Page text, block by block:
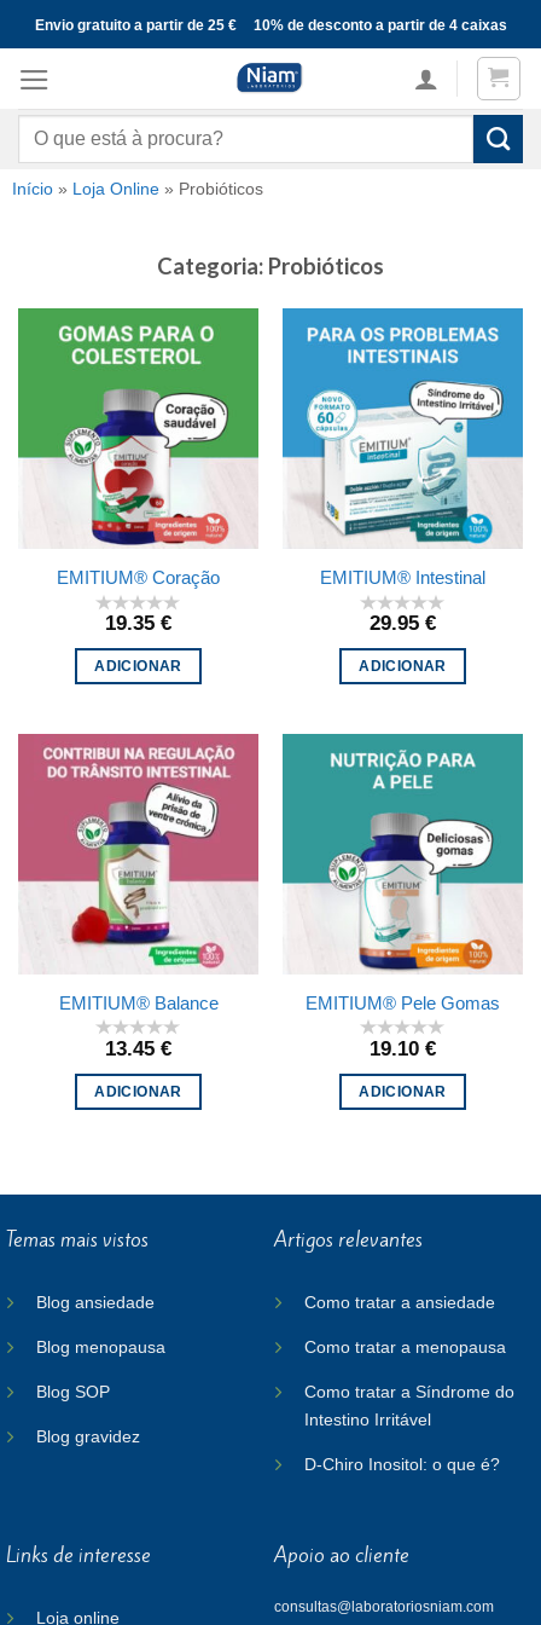
Skip
to
content
Envio gratuito a partir de 25 € 10% de desconto a partir de 4 caixas
Pesquisar
Início » Loja Online » Probióticos
Categoria: Probióticos
EMITIUM® Coração
19.35 €
ADICIONAR
EMITIUM® Intestinal
29.95 €
ADICIONAR
EMITIUM® Balance
13.45 €
ADICIONAR
EMITIUM® Pele Gomas
19.10 €
ADICIONAR
Temas mais vistos
Blog ansiedade
Blog menopausa
Blog SOP
Blog gravidez
Artigos relevantes
Como tratar a ansiedade
Como tratar a menopausa
Como tratar a Síndrome do
Intestino Irritável
D-Chiro Inositol: o que é?
Links de interesse
Loja online
Apoio ao cliente
consultas@laboratoriosniam.com